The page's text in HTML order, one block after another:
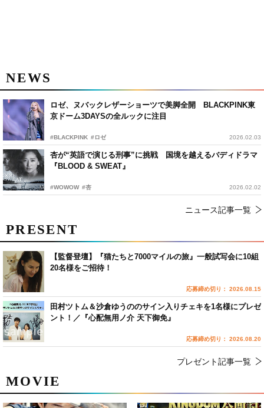
NEWS
ロゼ、ヌバックレザーショーツで美脚全開 BLACKPINK東
京ドーム3DAYSの全ルックに注目
#BLACKPINK #ロゼ 2026.02.03
杏が“英語で演じる刑事”に挑戦 国境を越えるバディドラマ
『BLOOD & SWEAT』
#WOWOW #杏 2026.02.02
ニュース記事一覧
MOVIE
PRESENT
【監督登壇】『猫たちと7000マイルの旅』一般試写会に10組
20名様をご招待！
応募締め切り： 2026.08.15
田村ツトム＆沙倉ゆうののサイン入りチェキを1名様にプレゼ
ント！／『心配無用ノ介 天下御免』
応募締め切り： 2026.08.20
プレゼント記事一覧